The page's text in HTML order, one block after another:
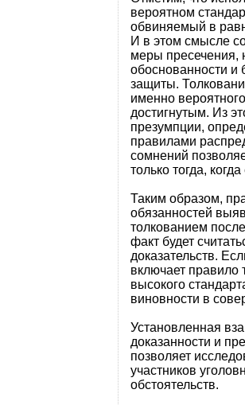
вероятном
обвиняемый в
И в этом смысле
меры пресечения,
обоснованности и
защиты.
именно
достигнутым. Из
презумпции,
правилами
сомнений
только тогда,
Таким образом,
обязанностей
толкованием
факт будет
доказательств.
включает правило
высокого
виновности в
Установленная
доказанности и
позволяет
участников
обстоятельств.